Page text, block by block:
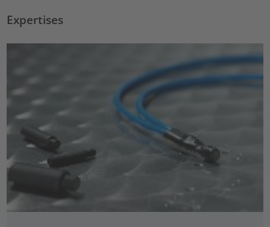
Expertises